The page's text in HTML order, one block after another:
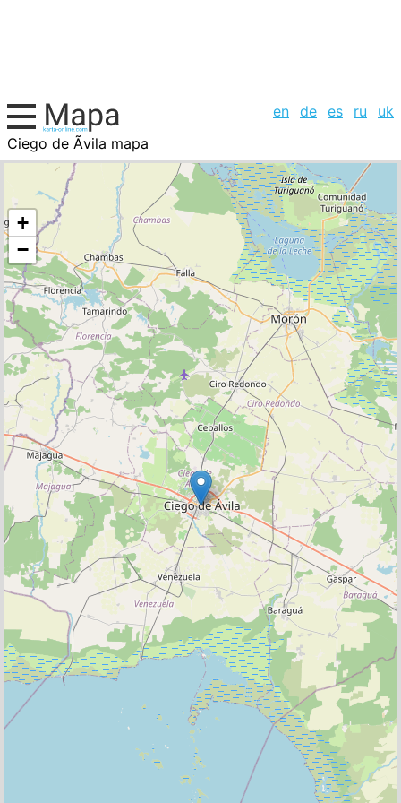
en de es ru
uk
Ciego de Ãvila mapa
Cuba, la lista de ciudades
+
−